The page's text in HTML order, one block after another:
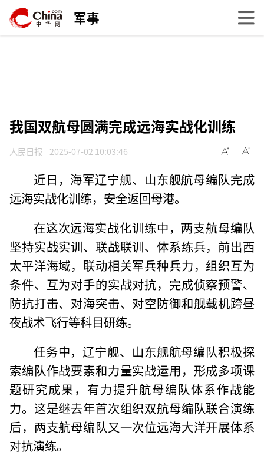
军事
我国双航母圆满完成远海实战化训练
人民日报 2025-07-02 10:03:46
近日，海军辽宁舰、山东舰航母编队完成
远海实战化训练，安全返回母港。
在这次远海实战化训练中，两支航母编队
坚持实战实训、联战联训、体系练兵，前出西
太平洋海域，联动相关军兵种兵力，组织互为
条件、互为对手的实战对抗，完成侦察预警、
防抗打击、对海突击、对空防御和舰载机跨昼
夜战术飞行等科目研练。
任务中，辽宁舰、山东舰航母编队积极探
索编队作战要素和力量实战运用，形成多项课
题研究成果，有力提升航母编队体系作战能
力。这是继去年首次组织双航母编队联合演练
后，两支航母编队又一次位远海大洋开展体系
对抗演练。